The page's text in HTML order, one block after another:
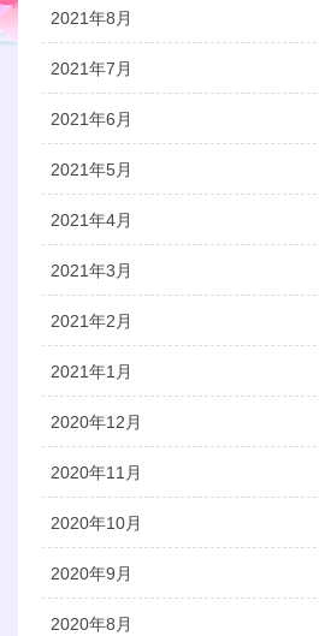
2021年8月
2021年7月
2021年6月
2021年5月
2021年4月
2021年3月
2021年2月
2021年1月
2020年12月
2020年11月
2020年10月
2020年9月
2020年8月